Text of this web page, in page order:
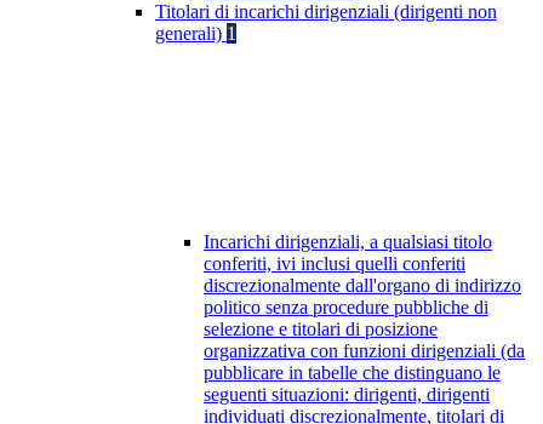
Titolari di incarichi dirigenziali (dirigenti non
generali) 1
Incarichi dirigenziali, a qualsiasi titolo
conferiti, ivi inclusi quelli conferiti
discrezionalmente dall'organo di indirizzo
politico senza procedure pubbliche di
selezione e titolari di posizione
organizzativa con funzioni dirigenziali (da
pubblicare in tabelle che distinguano le
seguenti situazioni: dirigenti, dirigenti
individuati discrezionalmente, titolari di